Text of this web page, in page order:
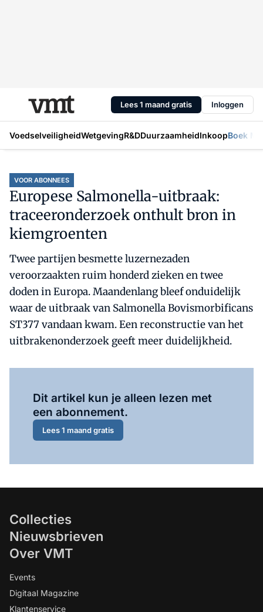
Lees 1 maand gratis Inloggen
VoedselveiligheidWetgevingR&DDuurzaamheidInkoopBoek
VOOR ABONNEES
Europese Salmonella-uitbraak:
traceeronderzoek onthult bron in
kiemgroenten
Twee partijen besmette luzernezaden
veroorzaakten ruim honderd zieken en twee
doden in Europa. Maandenlang bleef onduidelijk
waar de uitbraak van Salmonella Bovismorbificans
ST377 vandaan kwam. Een reconstructie van het
uitbrakenonderzoek geeft meer duidelijkheid.
Dit artikel kun je alleen lezen met
een abonnement.
Lees 1 maand gratis
Collecties
Nieuwsbrieven
Over VMT
Events
Digitaal Magazine
Klantenservice